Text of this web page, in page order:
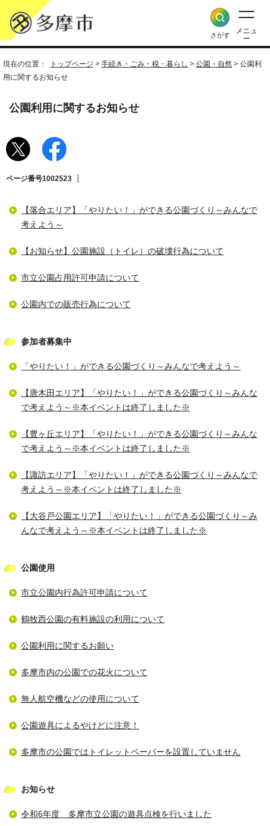
さがす
メニュ
ー
現在の位置： トップページ > 手続き・ごみ・税・暮らし > 公園・自然 > 公園利
用に関するお知らせ
公園利用に関するお知らせ
ページ番号1002523
【落合エリア】「やりたい！」ができる公園づくり～みんなで
考えよう～
【お知らせ】公園施設（トイレ）の破壊行為について
市立公園占用許可申請について
公園内での販売行為について
参加者募集中
「やりたい！」ができる公園づくり～みんなで考えよう～
【唐木田エリア】「やりたい！」ができる公園づくり～みんな
で考えよう～※本イベントは終了しました※
【豊ヶ丘エリア】「やりたい！」ができる公園づくり～みんな
で考えよう～※本イベントは終了しました※
【諏訪エリア】「やりたい！」ができる公園づくり～みんなで
考えよう～※本イベントは終了しました※
【大谷戸公園エリア】「やりたい！」ができる公園づくり～み
んなで考えよう～※本イベントは終了しました※
公園使用
市立公園内行為許可申請について
鶴牧西公園の有料施設の利用について
公園利用に関するお願い
多摩市内の公園での花火について
無人航空機などの使用について
公園遊具によるやけどに注意！
多摩市の公園ではトイレットペーパーを設置していません
お知らせ
令和6年度 多摩市立公園の遊具点検を行いました